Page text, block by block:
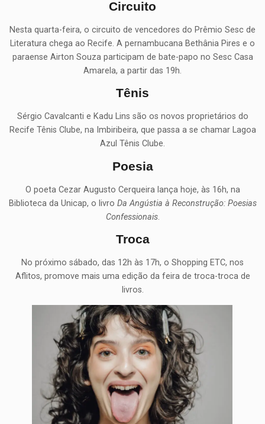
Circuito
Nesta quarta-feira, o circuito de vencedores do Prêmio Sesc de
Literatura chega ao Recife. A pernambucana Bethânia Pires e o
paraense Airton Souza participam de bate-papo no Sesc Casa
Amarela, a partir das 19h.
Tênis
Sérgio Cavalcanti e Kadu Lins são os novos proprietários do
Recife Tênis Clube, na Imbiribeira, que passa a se chamar Lagoa
Azul Tênis Clube.
Poesia
O poeta Cezar Augusto Cerqueira lança hoje, às 16h, na
Biblioteca da Unicap, o livro Da Angústia à Reconstrução: Poesias
Confessionais.
Troca
No próximo sábado, das 12h às 17h, o Shopping ETC, nos
Aflitos, promove mais uma edição da feira de troca-troca de
livros.